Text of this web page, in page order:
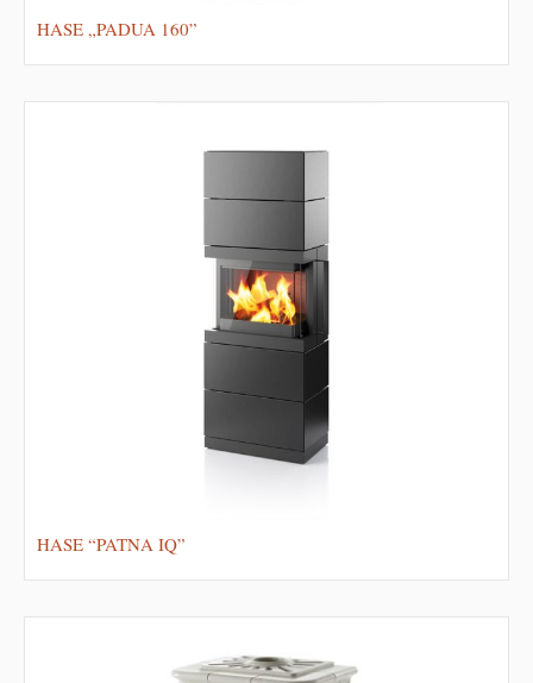
HASE „PADUA 160”
HASE “PATNA IQ”